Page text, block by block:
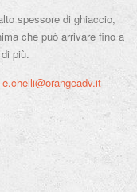
spessore di ghiaccio,
che può arrivare fino a
più.
e.chelli@orangeadv.it